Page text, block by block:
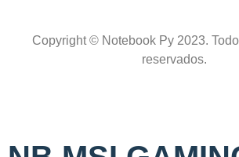
Copyright © Notebook Py 2023.
reservados.